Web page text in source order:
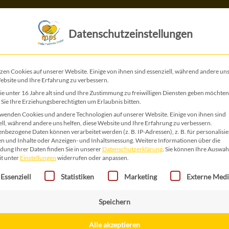
der Seltenen Erkrankungen
Datenschutzeinstellungen
Cookies auf unserer Website. Einige von ihnen sind essenziell, während andere
und Ihre Erfahrung zu verbessern.
unter 16 Jahre alt sind und Ihre Zustimmung zu freiwilligen Diensten geben
Sie Ihre Erziehungsberechtigten um Erlaubnis bitten.
Cookies und andere Technologien auf unserer Website. Einige von ihnen sind
während andere uns helfen, diese Website und Ihre Erfahrung zu verbessern.
Daten können verarbeitet werden (z. B. IP-Adressen), z. B. für
und Inhalte oder Anzeigen- und Inhaltsmessung. Weitere Informationen über die
Ihrer Daten finden Sie in unserer Datenschutzerklärung. Sie können Ihre
unterEinstellungen widerrufen oder anpassen.
eine Liste der Service-Gruppen, für die eine Einwilligung erteilt
Essenziell Statistiken Marketing Externe
Speichern
Alle akzeptieren